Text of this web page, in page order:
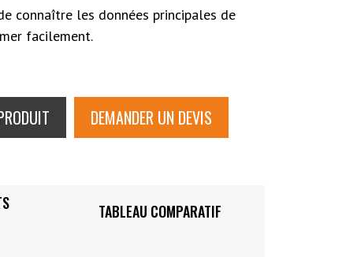
connaître les données principales de
facilement.
DEMANDER UN DEVIS
TABLEAU COMPARATIF